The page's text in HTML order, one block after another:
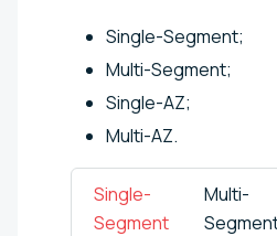
Single-Segment;
Multi-Segment;
Single-AZ;
Multi-AZ.
Single-
Segment
Multi-